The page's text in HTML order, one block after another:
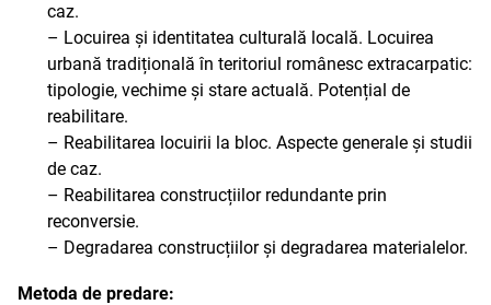
caz.
– Locuirea și identitatea culturală locală. Locuirea
urbană tradițională în teritoriul românesc extracarpatic:
tipologie, vechime și stare actuală. Potențial de
reabilitare.
– Reabilitarea locuirii la bloc. Aspecte generale și studii
de caz.
– Reabilitarea construcțiilor redundante prin
reconversie.
– Degradarea construcțiilor și degradarea materialelor.
Metoda de predare: